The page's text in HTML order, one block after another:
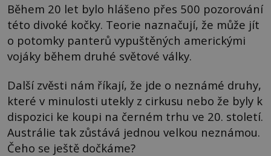
Během 20 let bylo hlášeno přes 500 pozorování
této divoké kočky. Teorie naznačují, že může jít
o potomky panterů vypuštěných americkými
vojáky během druhé světové války.
Další zvěsti nám říkají, že jde o neznámé druhy,
které v minulosti utekly z cirkusu nebo že byly k
dispozici ke koupi na černém trhu ve 20. století.
Austrálie tak zůstává jednou velkou neznámou.
Čeho se ještě dočkáme?